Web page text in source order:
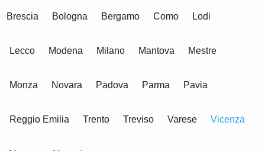
Brescia Bologna Bergamo Como Lodi
Lecco Modena Milano Mantova Mestre
Monza Novara Padova Parma Pavia
Reggio Emilia Trento Treviso Varese Vicenza